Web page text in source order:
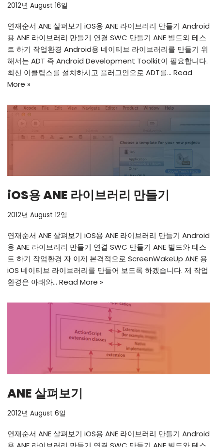
2012년 August 16일
연재순서 ANE 살펴보기 iOS용 ANE 라이브러리 만들기 Android
용 ANE 라이브러리 만들기 연결 SWC 만들기 ANE 빌드와 테스
트 하기 작업환경 Android용 네이티브 라이브러리를 만들기 위
해서는 ADT 즉 Android Development Toolkit이 필요합니다.
최신 이클립스를 설치하시고 플러그인으로 ADT를… Read
More »
iOS용 ANE 라이브러리 만들기
2012년 August 12일
연재순서 ANE 살펴보기 iOS용 ANE 라이브러리 만들기 Android
용 ANE 라이브러리 만들기 연결 SWC 만들기 ANE 빌드와 테스
트 하기 작업환경 자 이제 본격적으로 ScreenWakeUp ANE 용
iOS 네이티브 라이브러리를 만들어 보도록 하겠습니다. 제 작업
환경은 아래와… Read More »
ANE 살펴보기
2012년 August 6일
연재순서 ANE 살펴보기 iOS용 ANE 라이브러리 만들기 Android